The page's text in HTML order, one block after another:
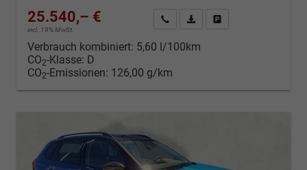
25.540,– €
incl. 19% MwSt.
Kontakt & Angebot anfordern
PDF-Datei, Fahrzeugexposé
Verbrauch kombiniert: 5,60 l/100km
CO2-Klasse: D
CO2-Emissionen: 126,00 g/km